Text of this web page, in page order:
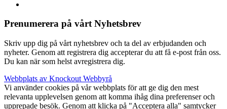
Prenumerera på vårt Nyhetsbrev
Skriv upp dig på vårt nyhetsbrev och ta del av erbjudanden och
nyheter. Genom att registrera dig accepterar du att få e-post från oss.
Du kan när som helst avregistrera dig.
Webbplats av Knockout Webbyrå
Vi använder cookies på vår webbplats för att ge dig den mest
relevanta upplevelsen genom att komma ihåg dina preferenser och
upprepade besök. Genom att klicka på "Acceptera alla" samtycker